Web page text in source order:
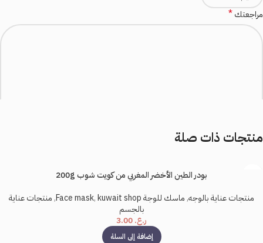
مراجعتك*
البريد الإلكتروني*
منتجات ذات صلة
بودر الطين الأخضر المغربي من كويت شوب 200g
منتجات عناية بالوجه,ماسك للوجة Face mask ,kuwait shop
,منتجات عناية
بالجسم
ر.ع.
إضافة إلى السلة